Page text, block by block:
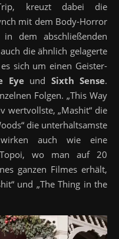
Trip, kreuzt dabei die
mit dem Body-Horror
dem abschließenden
die ähnlich gelagerte
sich um einen Geister-
Eye und Sixth Sense.
Folgen. „This Way
wertvollste, „Mashit“ die
die unterhaltsamste
wirken auch wie eine
Topoi, wo man auf 20
ganzen Filmes erhält,
und „The Thing in the